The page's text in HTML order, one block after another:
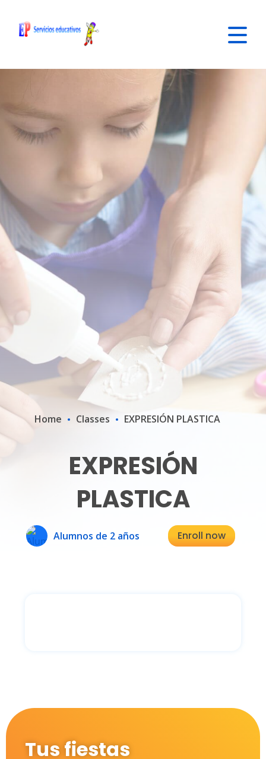
Home Classes EXPRESIÓN PLASTICA
EXPRESIÓN
PLASTICA
Alumnos de 2 años Enroll now
Tus fiestas